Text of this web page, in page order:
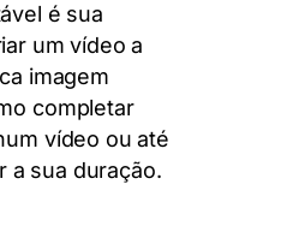
é sua
um vídeo a
imagem
completar
vídeo ou até
a sua duração.